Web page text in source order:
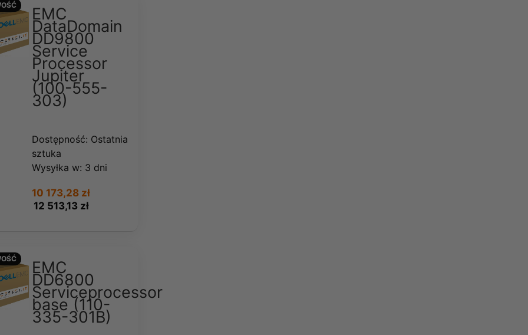
EMC
DataDomain
DD9800
Service
Processor
Jupiter
(100-555-
303)
Dostępność: Ostatnia
sztuka
Wysyłka w: 3 dni
12 513,13 zł
10 173,28 zł
EMC
DD6800
Serviceprocessor
base (110-
335-301B)